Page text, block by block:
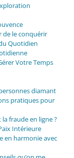
de le conquérir
Quotidien
Votre Temps
diamant
pratiques pour
fraude en ligne ?
Intérieure
en harmonie avec